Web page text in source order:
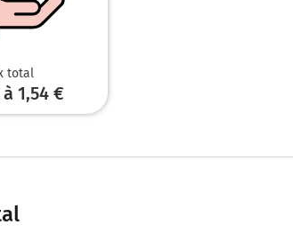
total
1,54 €